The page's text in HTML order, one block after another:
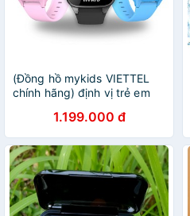
(Đồng hồ mykids VIETTEL
chính hãng) định vị trẻ em
hành 6 tháng tặng sim định
vị
1.199.000 đ